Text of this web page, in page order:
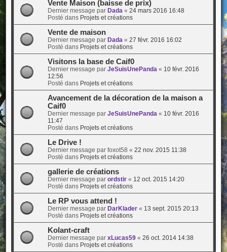
Vente Maison (baisse de prix)
Dernier message par Dada « 24 mars 2016 16:48
Posté dans Projets et créations
Vente de maison
Dernier message par Dada « 27 févr. 2016 16:02
Posté dans Projets et créations
Visitons la base de Caif0
Dernier message par JeSuisUnePanda « 10 févr. 2016
12:56
Posté dans Projets et créations
Avancement de la décoration de la maison a
Caif0
Dernier message par JeSuisUnePanda « 10 févr. 2016
11:47
Posté dans Projets et créations
Le Drive !
Dernier message par foxot58 « 22 nov. 2015 11:38
Posté dans Projets et créations
gallerie de créations
Dernier message par ordstir« 12 oct. 2015 14:20
Posté dans Projets et créations
Le RP vous attend !
Dernier message par DarKlader« 13 sept. 2015 20:13
Posté dans Projets et créations
Kolant-craft
Dernier message par xLucas59« 26 oct. 2014 14:38
Posté dans Projets et créations